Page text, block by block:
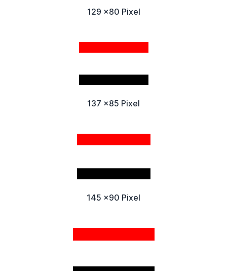
129 x80 Pixel
137 x85 Pixel
145 x90 Pixel